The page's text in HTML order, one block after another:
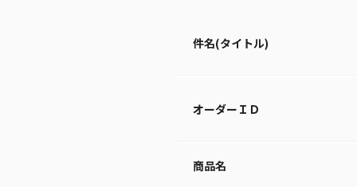
件名(タイトル)
オーダーＩＤ
商品名